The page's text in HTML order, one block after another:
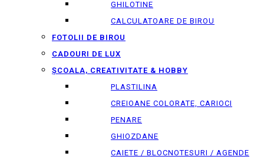
GHILOTINE
CALCULATOARE DE BIROU
FOTOLII DE BIROU
CADOURI DE LUX
ȘCOALA, CREATIVITATE & HOBBY
PLASTILINA
CREIOANE COLORATE, CARIOCI
PENARE
GHIOZDANE
CAIETE / BLOCNOTESURI / AGENDE